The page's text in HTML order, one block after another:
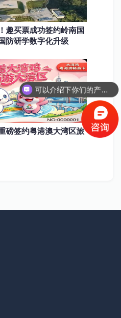
趣买票成功签约岭南国
防研学数字化升级
磅签约粤港澳大湾区旅
可以介绍下你们的产品么？